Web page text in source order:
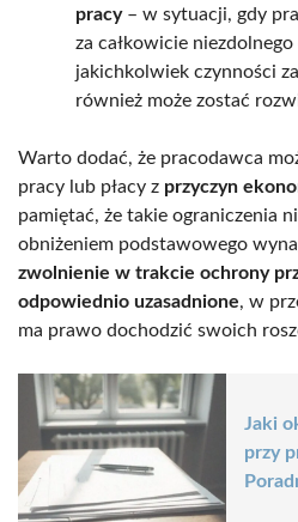
pracy– w sytuacji, gdy
za całkowicie
jakichkolwiek czynności
również może zostać
Warto dodać, że pracodawca
pracy lub płacy z przyczyn
pamiętać, że takie ograniczenia
obniżeniem podstawowego
zwolnienie w trakcie ochrony
odpowiednio uzasadnione, w
ma prawo dochodzić swoich
Jaki
przy